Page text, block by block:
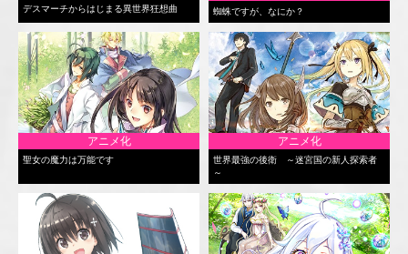
デスマーチからはじまる異世界狂想曲 蜘蛛ですが、なにか？
アニメ化
聖女の魔力は万能です
アニメ化
世界最強の後衛 ～迷宮国の新人探索者
～